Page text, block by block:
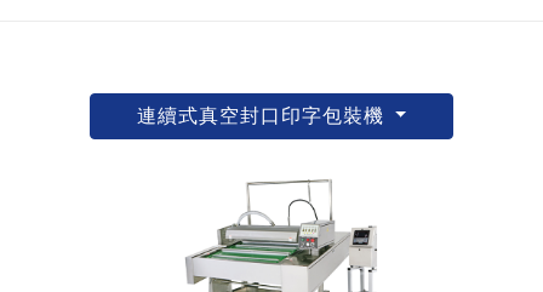
連續式真空封口印字包裝機